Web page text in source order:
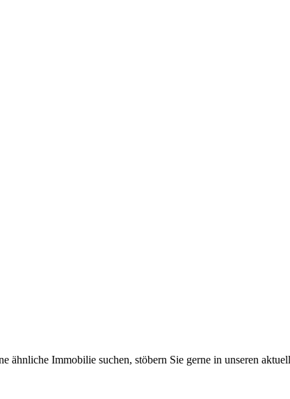
ähnliche Immobilie suchen, stöbern Sie gerne in unseren